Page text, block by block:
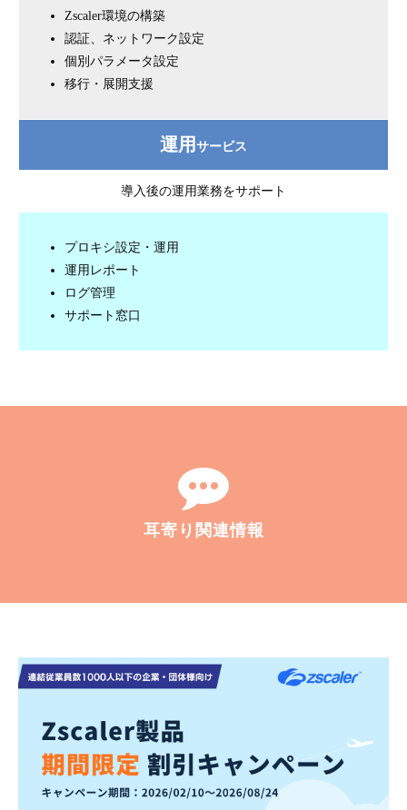
Zscaler環境の構築
認証、ネットワーク設定
個別パラメータ設定
移行・展開支援
運用サービス
導入後の運用業務をサポート
プロキシ設定・運用
運用レポート
ログ管理
サポート窓口
耳寄り関連情報